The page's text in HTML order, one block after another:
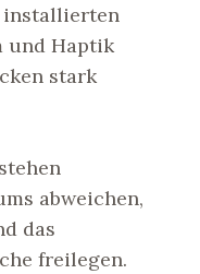
installierten
und Haptik
stark
abweichen,
das
freilegen.